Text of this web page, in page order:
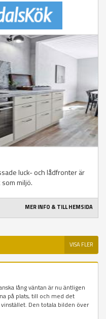
luck- och lådfronter är
miljö.
MER INFO & TILL HEMSIDA
VISA FLER
lång väntan är nu äntligen
på plats, till och med det
Den totala bilden över